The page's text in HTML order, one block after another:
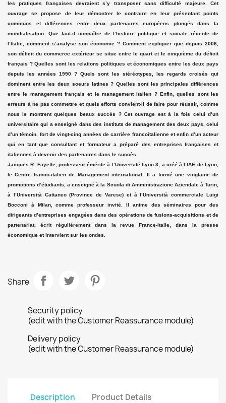
les pratiques françaises devraient s’y transposer sans difficulté majeure. Cet
ouvrage se propose de leur démontrer le contraire en leur présentant points
communs et différences entre deux partenaires européens plongés dans la
mondialisation. Que faut-il connaître de l’histoire politique et sociale récente de
l’Italie, comment s’analyse son économie ? Comment expliquer que depuis 2006,
son déficit du commerce extérieur se situe entre le quart et le cinquième du déficit
français ? Quelles sont les relations politiques et économiques entre les deux pays
depuis les années 1990 ? Quels sont les stéréotypes, les regards croisés qui
dominent entre les deux soeurs latines ? Quelles sont les principales différences
entre le management français et le management italien ? Enfin, quelles sont les
erreurs à ne pas commettre et quels efforts convient-il de faire pour réussir, comme
nous le montrent quelques beaux succès ? Cet ouvrage est à la fois celui d’un
universitaire qui a enseigné dans des instituts de management des deux pays, celui
d’un témoin, fort de vingt-cinq années de carrière francoitalienne et enfin d’un acteur
qui en tant que consultant et formateur a préparé des entreprises françaises et
italiennes à devenir des partenaires dans le succès.
Jacques R. Fayette, professeur émérite à l’Université Lyon 3, a créé à l’IAE de Lyon,
le Centre franco-italien de Management international. Il a formé une vingtaine de
promotions d’étudiants, a enseigné à la Scuola di Amministrazione Aziendale à Turin,
à l’Università Cattaneo (Province de Varese) et à l’Università commerciale Luigi
Bocconi à Milan, comme professeur invité. Il anime des séminaires pour des
dirigeants d’entreprises engagées dans des opérations de fusions-acquisitions et de
partenariat, écrit régulièrement dans la revue France-Italie, dans la presse
économique et intervient sur les ondes.
Share
Security policy
(edit with the Customer Reassurance module)
Delivery policy
(edit with the Customer Reassurance module)
Description Product Details